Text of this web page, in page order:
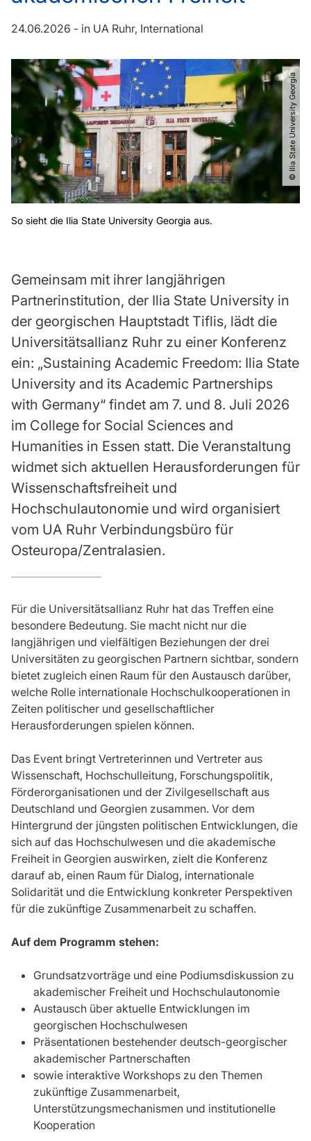
24.06.2026 - in UA Ruhr International
© Ilia State University Georgia
So sieht die Ilia State University Georgia aus.
Gemeinsam mit ihrer langjährigen
Partnerinstitution, der Ilia State University in
der georgischen Hauptstadt Tiflis, lädt die
Universitätsallianz Ruhr zu einer Konferenz
ein: „Sustaining Academic Freedom: Ilia State
University and its Academic Partnerships
with Germany“ findet am 7. und 8. Juli 2026
im College for Social Sciences and
Humanities in Essen statt. Die Veranstaltung
widmet sich aktuellen Herausforderungen für
Wissenschaftsfreiheit und
Hochschulautonomie und wird organisiert
vom UA Ruhr Verbindungsbüro für
Osteuropa/Zentralasien.
Für die Universitätsallianz Ruhr hat das Treffen eine
besondere Bedeutung. Sie macht nicht nur die
langjährigen und vielfältigen Beziehungen der drei
Universitäten zu georgischen Partnern sichtbar, sondern
bietet zugleich einen Raum für den Austausch darüber,
welche Rolle internationale Hochschulkooperationen in
Zeiten politischer und gesellschaftlicher
Herausforderungen spielen können.
Das Event bringt Vertreterinnen und Vertreter aus
Wissenschaft, Hochschulleitung, Forschungspolitik,
Förderorganisationen und der Zivilgesellschaft aus
Deutschland und Georgien zusammen. Vor dem
Hintergrund der jüngsten politischen Entwicklungen, die
sich auf das Hochschulwesen und die akademische
Freiheit in Georgien auswirken, zielt die Konferenz
darauf ab, einen Raum für Dialog, internationale
Solidarität und die Entwicklung konkreter Perspektiven
für die zukünftige Zusammenarbeit zu schaffen.
Auf dem Programm stehen:
Grundsatzvorträge und eine Podiumsdiskussion zu
akademischer Freiheit und Hochschulautonomie
Austausch über aktuelle Entwicklungen im
georgischen Hochschulwesen
Präsentationen bestehender deutsch-georgischer
akademischer Partnerschaften
sowie interaktive Workshops zu den Themen
zukünftige Zusammenarbeit,
Unterstützungsmechanismen und institutionelle
Kooperation